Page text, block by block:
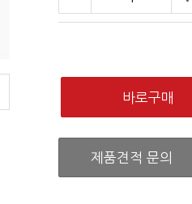
제품견적 문의